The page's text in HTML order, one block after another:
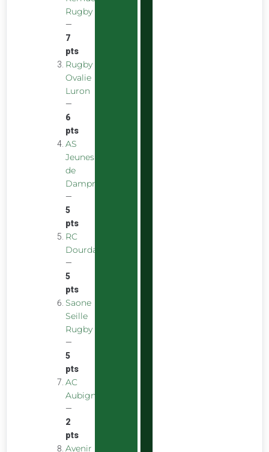
Rugby
—
7
pts
Rugby
Ovalie
Luron
—
6
pts
AS
Jeunes
de
Dampniat
—
5
pts
RC
Dourdan
—
5
pts
Saone
Seille
Rugby
—
5
pts
AC
Aubigny
—
2
pts
Avenir